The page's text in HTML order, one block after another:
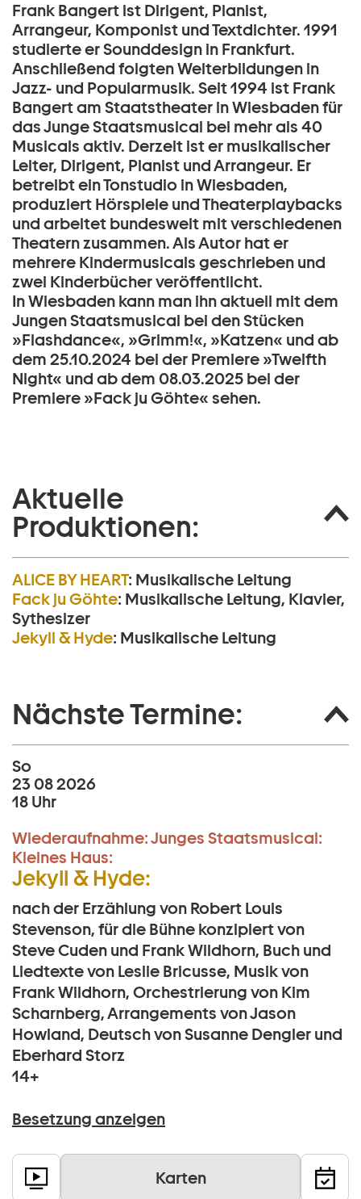
Frank Bangert ist Dirigent, Pianist,
Arrangeur, Komponist und Textdichter. 1991
studierte er Sounddesign in Frankfurt.
Anschließend folgten Weiterbildungen in
Jazz- und Popularmusik. Seit 1994 ist Frank
Bangert am Staatstheater in Wiesbaden für
das Junge Staatsmusical bei mehr als 40
Musicals aktiv. Derzeit ist er musikalischer
Leiter, Dirigent, Pianist und Arrangeur. Er
betreibt ein Tonstudio in Wiesbaden,
produziert Hörspiele und Theaterplaybacks
und arbeitet bundesweit mit verschiedenen
Theatern zusammen. Als Autor hat er
mehrere Kindermusicals geschrieben und
zwei Kinderbücher veröffentlicht.
In Wiesbaden kann man ihn aktuell mit dem
Jungen Staatsmusical bei den Stücken
»Flashdance«, »Grimm!«, »Katzen« und ab
dem 25.10.2024 bei der Premiere »Twelfth
Night« und ab dem 08.03.2025 bei der
Premiere »Fack ju Göhte« sehen.
Aktuelle
Produktionen:
ALICE BY HEART: Musikalische Leitung
Fack ju Göhte: Musikalische Leitung, Klavier,
Sythesizer
Jekyll & Hyde: Musikalische Leitung
Nächste Termine:
So
23 08 2026
18 Uhr
Wiederaufnahme:Junges Staatsmusical:
Kleines Haus:
Jekyll & Hyde:
nach der Erzählung von Robert Louis
Stevenson, für die Bühne konzipiert von
Steve Cuden und Frank Wildhorn, Buch und
Liedtexte von Leslie Bricusse, Musik von
Frank Wildhorn, Orchestrierung von Kim
Scharnberg, Arrangements von Jason
Howland, Deutsch von Susanne Dengler und
Eberhard Storz
14+
Besetzung anzeigen
Karten